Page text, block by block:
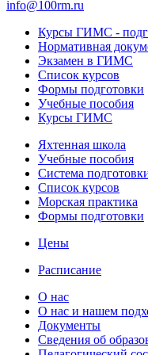
info@100rm.ru
Курсы ГИМС -
Нормативная
Экзамен в ГИМС
Список курсов
Формы подготовки
Учебные пособия
Курсы ГИМС
Яхтенная школа
Учебные пособия
Cистема
Список курсов
Морская практика
Формы подготовки
Цены
Расписание
О нас
О нас и нашем
Документы
Сведения об